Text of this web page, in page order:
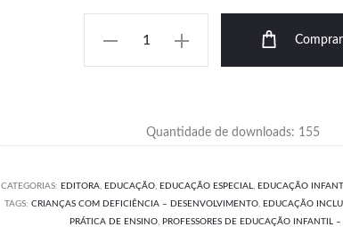
original
era:
R$35.00.
atual
é:
R$0.00.
Quantidade
Comprar
Quantidade de downloads: 155
CATEGORIAS: EDITORA, EDUCAÇÃO, EDUCAÇÃO ESPECIAL, EDUCAÇÃO
TAGS: CRIANÇAS COM DEFICIÊNCIA – DESENVOLVIMENTO, EDUCAÇÃO
PRÁTICA DE ENSINO, PROFESSORES DE EDUCAÇÃO INFANTIL